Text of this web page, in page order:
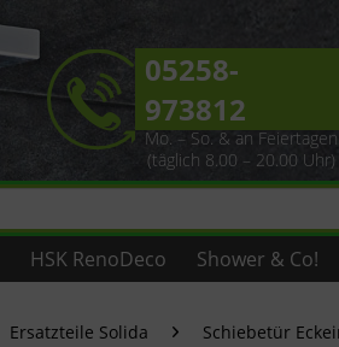
05258-
973812
Mo. – So. & an Feiertagen
(täglich 8.00 – 20.00 Uhr)
HSK RenoDeco Shower & Co!
Ersatzteile Solida Schiebetür